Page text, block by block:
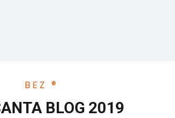
BEZ ®
BLOG 2019